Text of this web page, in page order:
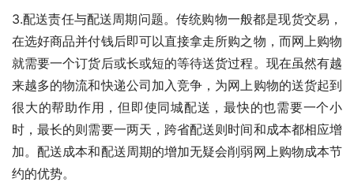
3.配送责任与配送周期问题。传统购物一般都是现货交易，
在选好商品并付钱后即可以直接拿走所购之物，而网上购物
就需要一个订货后或长或短的等待送货过程。现在虽然有越
来越多的物流和快递公司加入竞争，为网上购物的送货起到
很大的帮助作用，但即使同城配送，最快的也需要一个小
时，最长的则需要一两天，跨省配送则时间和成本都相应增
加。配送成本和配送周期的增加无疑会削弱网上购物成本节
约的优势。